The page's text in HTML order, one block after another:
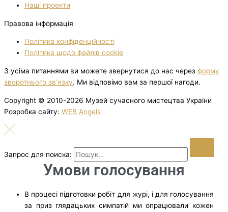
Нашi проекти
Правова інформація
Політика конфіденційності
Політика щодо файлів cookie
З усіма питаннями ви можете звернутися до нас через форму
зворотнього зв’язку. Ми відповімо вам за першої нагоди.
Copyright © 2010-2026 Музей сучасного мистецтва України
Розробка сайту: WEB Angels
Запрос для поиска:
Умови голосування
В процесі підготовки робіт для журі, і для голосування
за приз глядацьких симпатій ми опрацювали кожен